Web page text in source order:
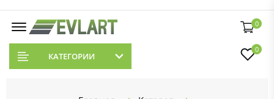
0
КАТЕГОРИИ
0